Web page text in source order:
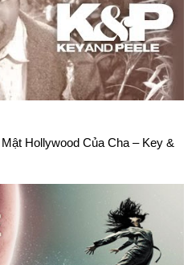
Hollywood Của Cha – Key &